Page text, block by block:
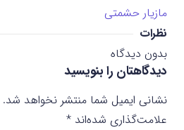
مازیار حشمتی
نظرات
بدون دیدگاه
دیدگاهتان را بنویسید
نشانی ایمیل شما منتشر نخواهد شد.
علامت‌گذاری شده‌اند *